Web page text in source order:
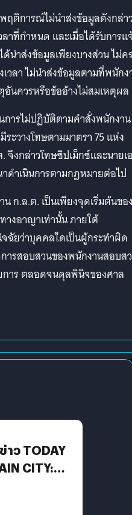
ฤติการณ์ไม่นำส่งข้อมูลดังกล่า
าที่กำหนด และเมื่อได้รับการแ
นำส่งข้อมูลเพียงบางส่วน ไม่ค
วลา ไม่นำส่งข้อมูลตามที่พนักง
อันควรหรือข้ออ้างไม่สมเหตุผล
การไม่ปฏิบัติตามคำสั่งพนักงาน
ะวางโทษตามมาตรา 75 แห่ง
งกล่าวโทษซิปเม็กซ์และนายเ
ำเนินการตามกฎหมายต่อไป
ก.ล.ต. เป็นเพียงจุดเริ่มต้นขอ
างอาญาเท่านั้น ภายใต้
ฉัยว่าบุคคลใดเป็นผู้กระทำผิด
ารสอบสวนของพนักงานสอบส
าร ตลอดจนดุลพินิจของศาล
ว TODAY
CITY:
ษฐกิจสี